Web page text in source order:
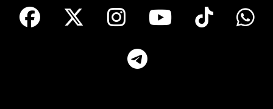
facebook Instagram
Youtube
Tik